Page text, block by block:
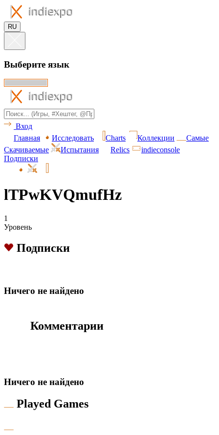
RU
Выберите язык
Вход
Главная
Исследовать Charts Коллекции
Самые
Скачиваемые
Испытания Relics
indieconsole
Подписки
lTPwKVQmufHz
1
Уровень
Подписки
Hичего не найдено
Комментарии
Hичего не найдено
Played Games